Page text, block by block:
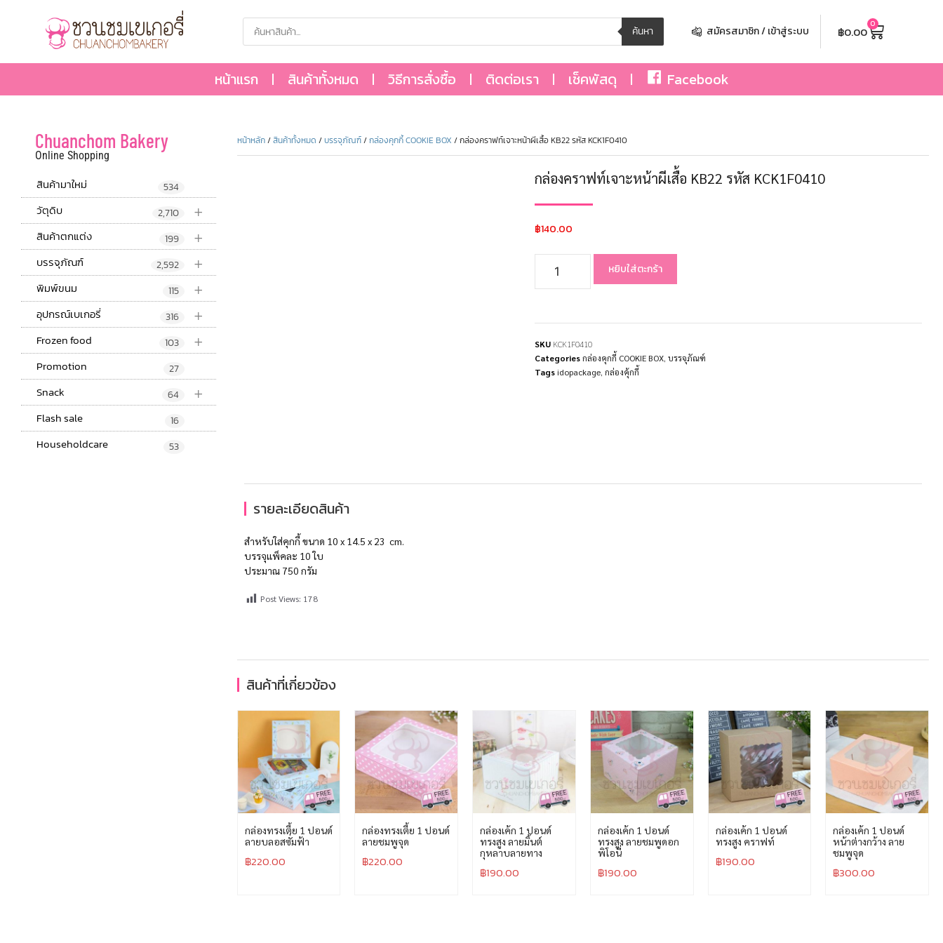
ค้นหา สมัครสมาชิก / เข้าสู่ระบบ ฿0.00 0
หน้าแรก สินค้าทั้งหมด วิธีการสั่งซื้อ ติดต่อเรา เช็คพัสดุ Facebook
Chuanchom Bakery
Online Shopping
สินค้ามาใหม่ 534
+
วัตุดิบ 2,710
+
สินค้าตกแต่ง 199
+
บรรจุภัณฑ์ 2,592
+
พิมพ์ขนม 115
+
อุปกรณ์เบเกอรี่ 316
+
Frozen food 103
Promotion 27
+
Snack 64
Flash sale 16
Householdcare 53
หน้าหลัก/สินค้าทั้งหมด /บรรจุภัณฑ์/กล่องคุกกี้ COOKIE BOX / กล่องคราฟท์เจาะหน้าผีเสื้อ KB22 รหัส KCK1F0410
กล่องคราฟท์เจาะหน้าผีเสื้อ KB22 รหัส KCK1F0410
฿140.00
หยิบใส่ตะกร้า
SKU KCK1F0410
Categoriesกล่องคุกกี้ COOKIE BOX, บรรจุภัณฑ์
Tags idopackage, กล่องคุ้กกี้
รายละเอียดสินค้า
สำหรับใส่คุกกี้ ขนาด 10 x 14.5 x 23 cm.
บรรจุแพ็คละ 10 ใบ
ประมาณ 750 กรัม
Post Views: 178
สินค้าที่เกี่ยวข้อง
กล่องทรงเตี้ย 1 ปอนด์
ลายบลอสซั่มฟ้า
฿220.00
กล่องทรงเตี้ย 1 ปอนด์
ลายชมพูจุด
฿220.00
กล่องเค้ก 1 ปอนด์
ทรงสูง ลายมิ้นต์
กุหลาบลายทาง
฿190.00
กล่องเค้ก 1 ปอนด์
ทรงสูง ลายชมพูดอก
พิโอนี่
฿190.00
กล่องเค้ก 1 ปอนด์
ทรงสูง คราฟท์
฿190.00
กล่องเค้ก 1 ปอนด์
หน้าต่างกว้าง ลาย
ชมพูจุด
฿300.00